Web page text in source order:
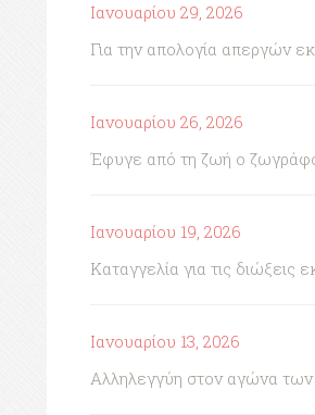
Ιανουαρίου 29, 2026
Για την απολογία απεργών
Ιανουαρίου 26, 2026
Έφυγε από τη ζωή ο
Ιανουαρίου 19, 2026
Καταγγελία για τις διώξεις
Ιανουαρίου 13, 2026
Αλληλεγγύη στον αγώνα